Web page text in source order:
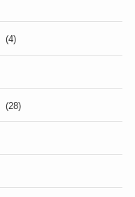
(4)
(28)